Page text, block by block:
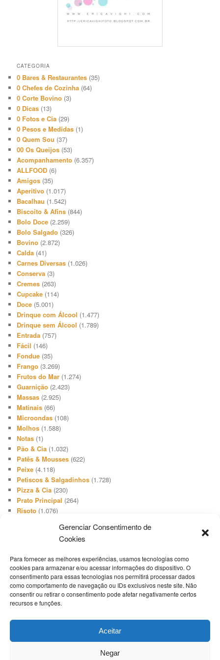
Gerenciar Consentimento de
Cookies
Para fornecer as melhores experiências, usamos tecnologias como
cookies para armazenar e/ou acessar informações do dispositivo. O
consentimento para essas tecnologias nos permitirá processar dados
como comportamento de navegação ou IDs exclusivos neste site. Não
consentir ou retirar o consentimento pode afetar negativamente certos
recursos e funções.
Aceitar
Negar
CATEGORIA
0 Bares & Restaurantes (35)
0 Chefes de Cozinha (64)
0 Corte Bovino (3)
0 Dicas (13)
0 Fotos e Cia (29)
0 Pesos e Medidas (1)
0 Quem Sou (37)
00 Os Queijos (53)
Acompanhamento (6.357)
ALLFOOD (6)
Amigos (35)
Aperitivo (1.017)
Bacalhau (1.542)
Biscoito & Afins (844)
Bolo Doce (2.259)
Bolo Salgado (326)
Bovino (2.872)
Calda (41)
Carnes Diversas (1.026)
Conserva (3)
Cremes (263)
Cupcake (114)
Doce (5.001)
Drinque com Álcool (1.477)
Drinque sem Álcool (1.789)
Entrada (757)
Fácil (146)
Fondue (35)
Frango (3.269)
Frutos do Mar (1.274)
Guarnição (2.423)
Massas (2.925)
Matinais (66)
Microondas (108)
Molhos (1.588)
Notas (1)
Pão & Cia (1.032)
Patês & Mousses (622)
Peixe (4.118)
Petiscos & Salgadinhos (1.728)
Pizza & Cia (230)
Prato Principal (264)
Risoto (1.076)
(66)
Sanduíches & Lanches
Sopa & Cia(2.731)
Sorvete(416)
Suíno(1.503)
Televisão(19)
Tempero(46)
Uncategorized(1)